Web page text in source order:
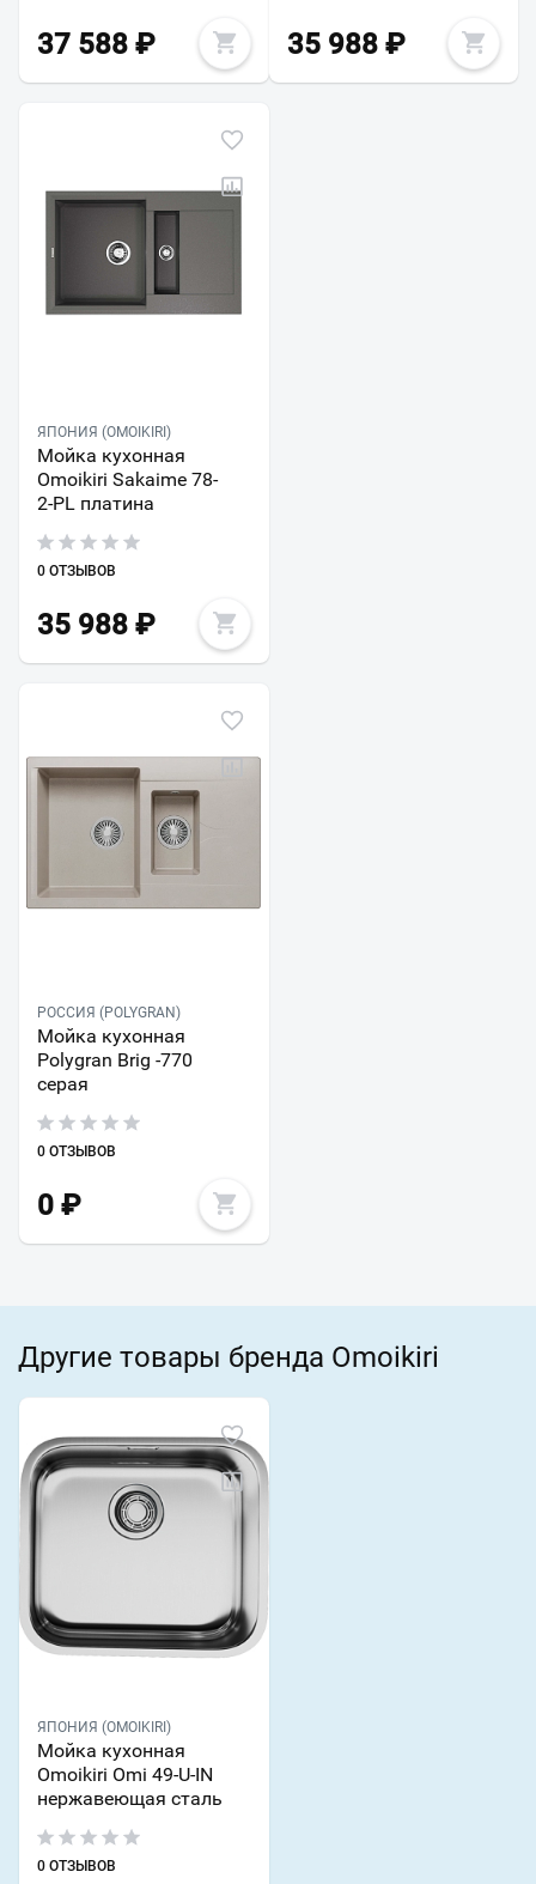
37 588 ₽ 35 988₽
ЯПОНИЯ (OMOIKIRI)
Мойка кухонная
Omoikiri Sakaime 78-
2-PL платина
0 ОТЗЫВОВ
35 988 ₽
РОССИЯ (POLYGRAN)
Мойка кухонная
Polygran Brig -770
серая
0 ОТЗЫВОВ
0 ₽
Другие товары бренда Omoikiri
ЯПОНИЯ (OMOIKIRI)
Мойка кухонная
Omoikiri Omi 49-U-IN
нержавеющая сталь
0 ОТЗЫВОВ